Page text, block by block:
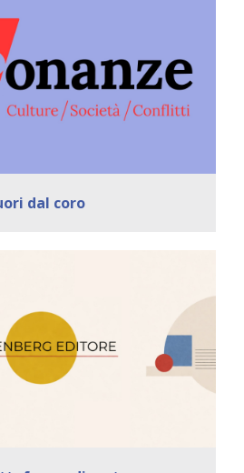
dal coro